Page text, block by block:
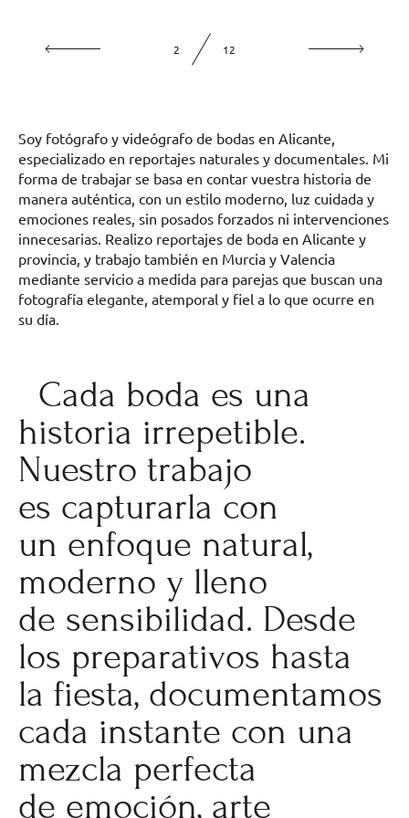
2 12
Soy fotógrafo y videógrafo de bodas en Alicante,
especializado en reportajes naturales y documentales. Mi
forma de trabajar se basa en contar vuestra historia de
manera auténtica, con un estilo moderno, luz cuidada y
emociones reales, sin posados forzados ni intervenciones
innecesarias. Realizo reportajes de boda en Alicante y
provincia, y trabajo también en Murcia y Valencia
mediante servicio a medida para parejas que buscan una
fotografía elegante, atemporal y fiel a lo que ocurre en
su día.
Cada boda es una
historia irrepetible.
Nuestro trabajo
es capturarla con
un enfoque natural,
moderno y lleno
de sensibilidad. Desde
los preparativos hasta
la fiesta, documentamos
cada instante con una
mezcla perfecta
de emoción, arte